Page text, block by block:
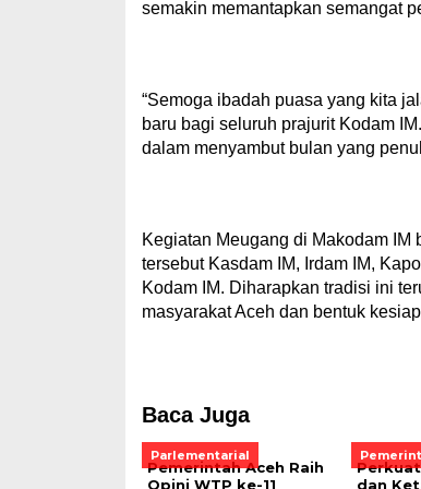
semakin memantapkan semangat
“Semoga ibadah puasa yang kita
baru bagi seluruh prajurit Kodam
dalam menyambut bulan yang
Kegiatan Meugang di Makodam
tersebut Kasdam IM, Irdam IM,
Kodam IM. Diharapkan tradisi ini
masyarakat Aceh dan bentuk
Baca Juga
Parlementarial
Pemerintah Aceh Raih
Opini WTP ke-11
dan